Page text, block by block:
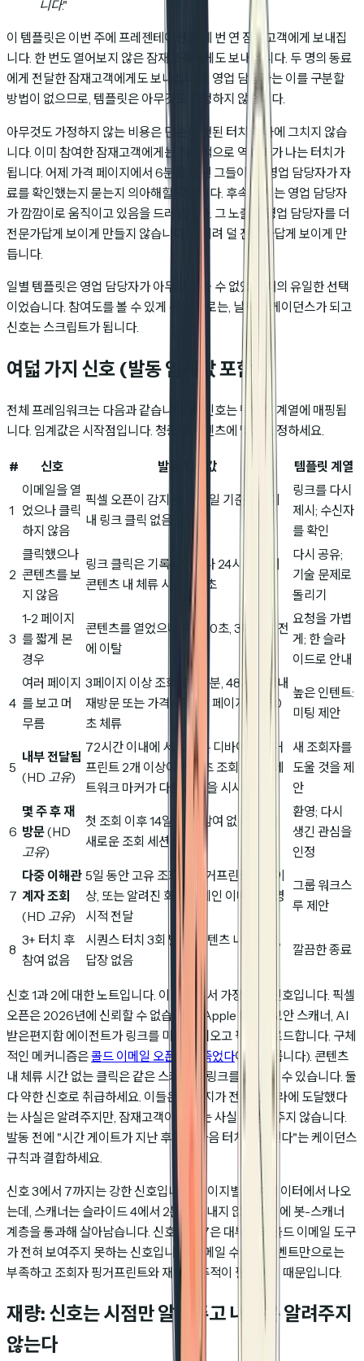
니다."
이 템플릿은 이번 주에 프레젠테이션을 네 번 연 잠재고객에게 보내집
니다. 한 번도 열어보지 않은 잠재고객에게도 보내집니다. 두 명의 동료
에게 전달한 잠재고객에게도 보내집니다. 영업 담당자는 이를 구분할
방법이 없으므로, 템플릿은 아무것도 가정하지 않습니다.
아무것도 가정하지 않는 비용은 단순히 헛된 터치 하나에 그치지 않습
니다. 이미 참여한 잠재고객에게는 적극적으로 역효과가 나는 터치가
됩니다. 어제 가격 페이지에서 6분을 보낸 그들이, 왜 영업 담당자가 자
료를 확인했는지 묻는지 의아해할 것입니다. 후속 조치는 영업 담당자
가 깜깜이로 움직이고 있음을 드러냅니다. 그 노출은 영업 담당자를 더
전문가답게 보이게 만들지 않습니다. 오히려 덜 전문가답게 보이게 만
듭니다.
일별 템플릿은 영업 담당자가 아무것도 볼 수 없었을 때의 유일한 선택
이었습니다. 참여도를 볼 수 있게 된 이후로는, 날짜는 케이던스가 되고
신호는 스크립트가 됩니다.
여덟 가지 신호 (발동 임계값 포함)
전체 프레임워크는 다음과 같습니다. 각 신호는 템플릿 계열에 매핑됩
니다. 임계값은 시작점입니다. 청중과 콘텐츠에 맞게 조정하세요.
# 신호 발동 임계값 템플릿 계열
1
이메일을 열
었으나 클릭
하지 않음
픽셀 오픈이 감지됨, 영업일 기준 5일 이
내 링크 클릭 없음
링크를 다시
제시; 수신자
를 확인
2
클릭했으나
콘텐츠를 보
지 않음
링크 클릭은 기록되었으나 24시간 이내
콘텐츠 내 체류 시간이 0초
다시 공유;
기술 문제로
돌리기
3
1-2 페이지
를 짧게 본
경우
콘텐츠를 열었으나 총 <60초, 3페이지 전
에 이탈
요청을 가볍
게; 한 슬라
이드로 안내
4
여러 페이지
를 보고 머
무름
3페이지 이상 조회, 총 >2분, 48시간 이내
재방문 또는 가격/로드맵 페이지에 >30
초 체류
높은 인텐트:
미팅 제안
5
내부 전달됨
(HD 고유)
72시간 이내에 서로 다른 디바이스 핑거
프린트 2개 이상이 콘텐츠 조회, 지리/네
트워크 마커가 다른 사람을 시사
새 조회자를
도울 것을 제
안
6
몇 주 후 재
방문(HD
고유)
첫 조회 이후 14일 이상 참여 없음, 그 뒤
새로운 조회 세션
환영; 다시
생긴 관심을
인정
7
다중 이해관
계자 조회
(HD 고유)
5일 동안 고유 조회자 핑거프린트 3개 이
상, 또는 알려진 회사 도메인 이메일로 명
시적 전달
그룹 워크스
루 제안
8
3+ 터치 후
참여 없음
시퀀스 터치 3회 발송, 콘텐츠 내 참여 0,
답장 없음
깔끔한 종료
신호 1과 2에 대한 노트입니다. 이 목록에서 가장 약한 신호입니다. 픽셀
오픈은 2026년에 신뢰할 수 없습니다 (Apple MPP, 보안 스캐너, AI
받은편지함 에이전트가 링크를 미리 가져오고 픽셀을 로드합니다. 구체
적인 메커니즘은콜드 이메일 오픈율은 죽었다에서 다룹니다). 콘텐츠
내 체류 시간 없는 클릭은 같은 스캐너가 링크를 친 것일 수 있습니다. 둘
다 약한 신호로 취급하세요. 이들은 메시지가 전송 인프라에 도달했다
는 사실은 알려주지만, 잠재고객이 봤다는 사실은 알려주지 않습니다.
발동 전에 "시간 게이트가 지난 후에만 다음 터치를 보낸다"는 케이던스
규칙과 결합하세요.
신호 3에서 7까지는 강한 신호입니다. 페이지별 참여 데이터에서 나오
는데, 스캐너는 슬라이드 4에서 2분을 보내지 않기 때문에 봇-스캐너
계층을 통과해 살아남습니다. 신호 5, 6, 7은 대부분의 콜드 이메일 도구
가 전혀 보여주지 못하는 신호입니다. 이메일 수준의 이벤트만으로는
부족하고 조회자 핑거프린트와 재방문 추적이 필요하기 때문입니다.
재량: 신호는 시점만 알려주고 내용은 알려주지
않는다